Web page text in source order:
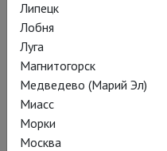
по пьесе И. Вырыпаева,
«Губернатор» спектакль
толстяка. Эпизод 1.
Железное сердце» по
Постановки
Липецк
Лобня
Луга
Магнитогорск
Медведево (Марий Эл)
Миасс
Морки
Москва